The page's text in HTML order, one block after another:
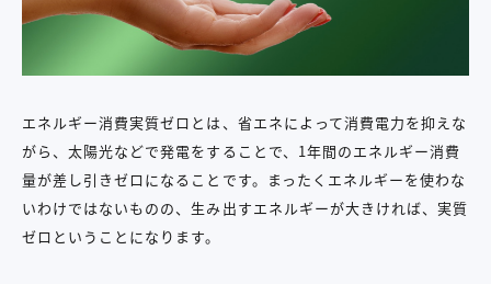
エネルギー消費実質ゼロとは、省エネによって消費電力を抑えな
がら、太陽光などで発電をすることで、1年間のエネルギー消費
量が差し引きゼロになることです。まったくエネルギーを使わな
いわけではないものの、生み出すエネルギーが大きければ、実質
ゼロということになります。